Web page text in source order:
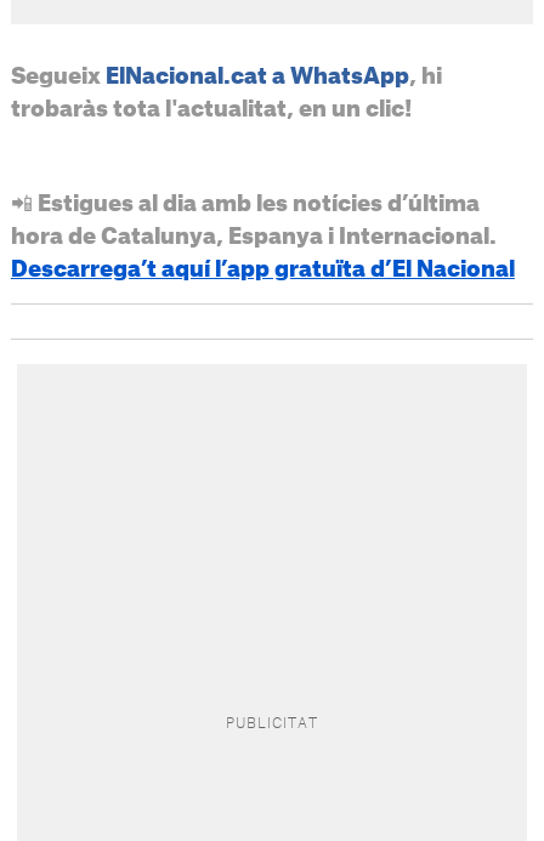
Segueix ElNacional.cat a WhatsApp, hi
trobaràs tota l'actualitat, en un clic!
📲 Estigues al dia amb les notícies d’última
hora de Catalunya, Espanya i Internacional.
Descarrega’t aquí l’app gratuïta d’El Nacional